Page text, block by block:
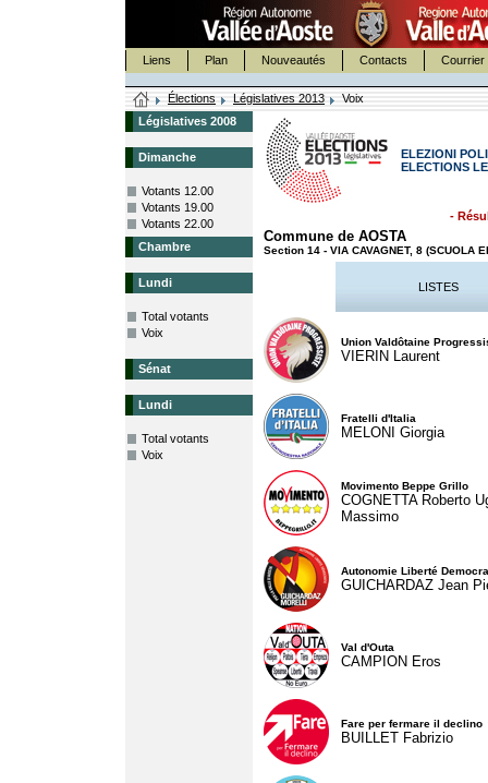
Liens Plan Nouveautés Contacts Courrier
Élections Législatives 2013
Voix
Législatives 2008
Dimanche
Votants 12.00
Votants 19.00
Votants 22.00
Chambre
Lundi
Total votants
Voix
Sénat
Lundi
Total votants
Voix
ELEZIONI
ELECTIONS
-
Commune de AOSTA
Section 14 - VIA CAVAGNET, 8 (SCUOLA
LISTES
Union Valdôtaine
VIERIN Laurent
Fratelli d'Italia
MELONI Giorgia
Movimento Beppe Grillo
COGNETTA Roberto
Massimo
Autonomie Liberté
GUICHARDAZ Jean
Val d'Outa
CAMPION Eros
Fare per fermare il declino
BUILLET Fabrizio